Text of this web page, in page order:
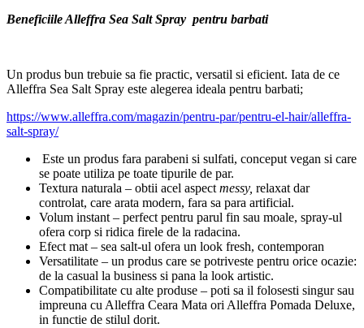
Beneficiile Alleffra Sea Salt Spray pentru barbati
Un produs bun trebuie sa fie practic, versatil si eficient. Iata de ce
Alleffra Sea Salt Spray este alegerea ideala pentru barbati;
https://www.alleffra.com/magazin/pentru-par/pentru-el-hair/alleffra-
salt-spray/
Este un produs fara parabeni si sulfati, conceput vegan si care
se poate utiliza pe toate tipurile de par.
Textura naturala – obtii acel aspectmessy, relaxat dar
controlat, care arata modern, fara sa para artificial.
Volum instant – perfect pentru parul fin sau moale, spray-ul
ofera corp si ridica firele de la radacina.
Efect mat – sea salt-ul ofera un look fresh, contemporan
Versatilitate – un produs care se potriveste pentru orice ocazie:
de la casual la business si pana la look artistic.
Compatibilitate cu alte produse – poti sa il folosesti singur sau
impreuna cu Alleffra Ceara Mata ori Alleffra Pomada Deluxe,
in functie de stilul dorit.